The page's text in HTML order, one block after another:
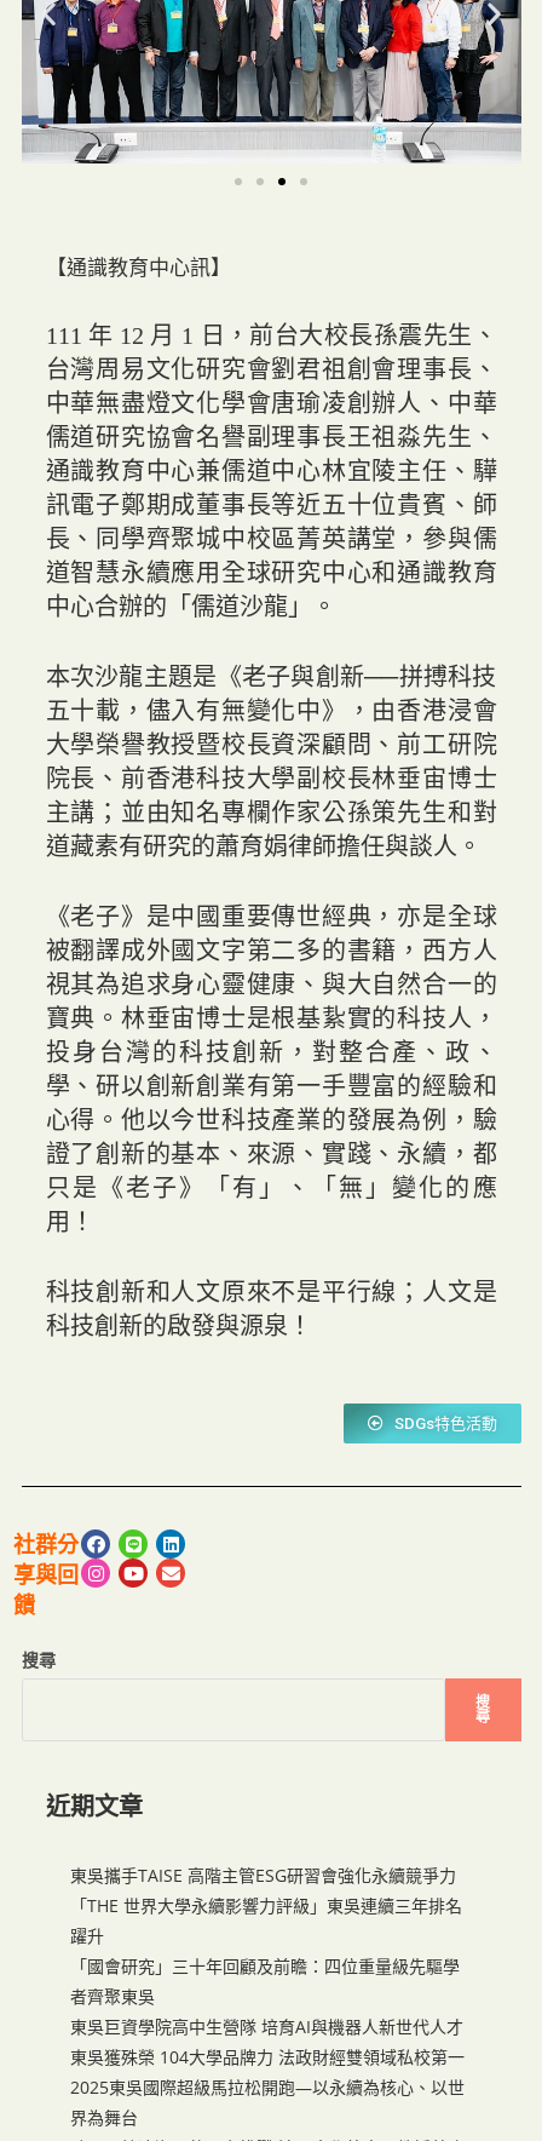
【通識教育中心訊】
111 年 12 月 1 日，前台大校長孫震先生、
台灣周易文化研究會劉君祖創會理事長、
中華無盡燈文化學會唐瑜凌創辦人、中華
儒道研究協會名譽副理事長王祖淼先生、
通識教育中心兼儒道中心林宜陵主任、驊
訊電子鄭期成董事長等近五十位貴賓、師
長、同學齊聚城中校區菁英講堂，參與儒
道智慧永續應用全球研究中心和通識教育
中心合辦的「儒道沙龍」。
本次沙龍主題是《老子與創新──拼搏科技
五十載，儘入有無變化中》，由香港浸會
大學榮譽教授暨校長資深顧問、前工研院
院長、前香港科技大學副校長林垂宙博士
主講；並由知名專欄作家公孫策先生和對
道藏素有研究的蕭育娟律師擔任與談人。
《老子》是中國重要傳世經典，亦是全球
被翻譯成外國文字第二多的書籍，西方人
視其為追求身心靈健康、與大自然合一的
寶典。林垂宙博士是根基紥實的科技人，
投身台灣的科技創新，對整合產、政、
學、研以創新創業有第一手豐富的經驗和
心得。他以今世科技產業的發展為例，驗
證了創新的基本、來源、實踐、永續，都
只是《老子》「有」、「無」變化的應
用！
科技創新和人文原來不是平行線；人文是
科技創新的啟發與源泉！
SDGs特色活動
社群分
享與回
饋
搜尋
搜
尋
近期文章
東吳攜手TAISE 高階主管ESG研習會強化永續競爭力
「THE 世界大學永續影響力評級」東吳連續三年排名
躍升
「國會研究」三十年回顧及前瞻：四位重量級先驅學
者齊聚東吳
東吳巨資學院高中生營隊 培育AI與機器人新世代人才
東吳獲殊榮 104大學品牌力 法政財經雙領域私校第一
2025東吳國際超級馬拉松開跑—以永續為核心、以世
界為舞台